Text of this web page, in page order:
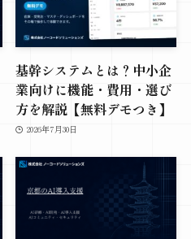
基幹システムとは？中小企
業向けに機能・費用・選び
方を解説【無料デモつき】
2026年7月30日